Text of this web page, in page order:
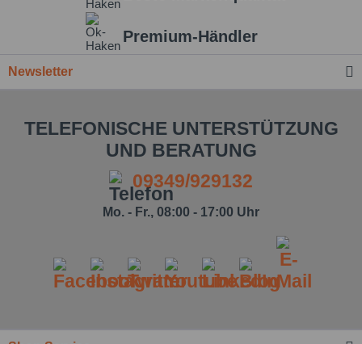
Premium-Händler
Newsletter
TELEFONISCHE UNTERSTÜTZUNG
UND BERATUNG
09349/929132
Mo. - Fr., 08:00 - 17:00 Uhr